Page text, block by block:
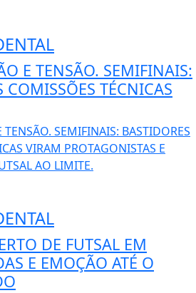
E TENSÃO. SEMIFINAIS:
COMISSÕES TÉCNICAS
DE FUTSAL EM
E EMOÇÃO ATÉ O